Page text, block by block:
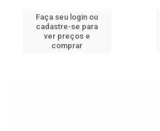
Faça seu login ou
cadastre-se para
ver preços e
comprar